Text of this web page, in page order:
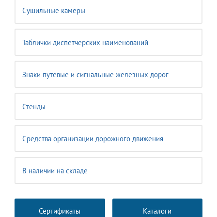
Сушильные камеры
Таблички диспетчерских наименований
Знаки путевые и сигнальные железных дорог
Стенды
Средства организации дорожного движения
В наличии на складе
Сертификаты Каталоги